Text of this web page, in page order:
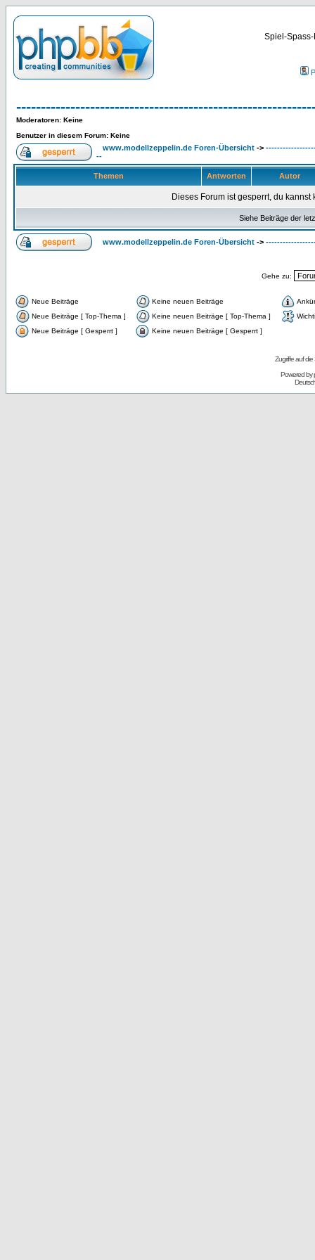
Spiel-
Moderatoren: Keine
Benutzer in diesem Forum: Keine
www.modellzeppelin.de Foren-Übersicht ->
--
Themen Antworten Autor
Dieses Forum ist gesperrt, du
Siehe Beiträge der
www.modellzeppelin.de Foren-Übersicht ->
Gehe zu:
Neue Beiträge Keine neuen Beiträge
Neue Beiträge [ Top-Thema ]
Keine neuen Beiträge [ Top-Thema ]
Neue Beiträge [ Gesperrt ]
Keine neuen Beiträge [ Gesperrt ]
Zugriffe auf
Powered by